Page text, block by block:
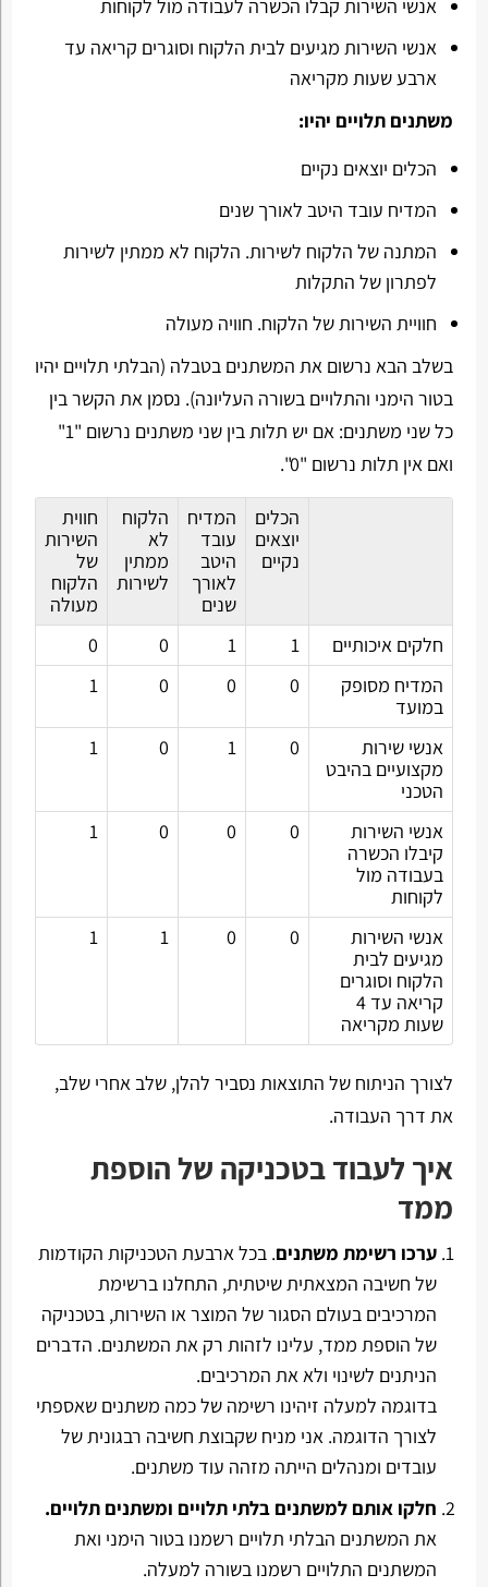
אנשי השירות קבלו הכשרה לעבודה מול לקוחות
אנשי השירות מגיעים לבית הלקוח וסוגרים קריאה עד
ארבע שעות מקריאה
משתנים תלויים יהיו:
הכלים יוצאים נקיים
המדיח עובד היטב לאורך שנים
המתנה של הלקוח לשירות. הלקוח לא ממתין לשירות
לפתרון של התקלות
חוויית השירות של הלקוח. חוויה מעולה
בשלב הבא נרשום את המשתנים בטבלה (הבלתי תלויים יהיו
בטור הימני והתלויים בשורה העליונה). נסמן את הקשר בין
כל שני משתנים: אם יש תלות בין שני משתנים נרשום "1"
ואם אין תלות נרשום "0".
הכלים
יוצאים
נקיים
המדיח
עובד
היטב
לאורך
שנים
הלקוח
לא
ממתין
לשירות
חווית
השירות
של
הלקוח
מעולה
חלקים איכותיים
1
1
0
0
המדיח מסופק
במועד
0
0
0
1
אנשי שירות
מקצועיים בהיבט
הטכני
0
1
0
1
אנשי השירות
קיבלו הכשרה
בעבודה מול
לקוחות
0
0
0
1
אנשי השירות
מגיעים לבית
הלקוח וסוגרים
קריאה עד 4
שעות מקריאה
0
0
1
1
לצורך הניתוח של התוצאות נסביר להלן, שלב אחרי שלב,
את דרך העבודה.
איך לעבוד בטכניקה של הוספת
ממד
ערכו רשימת משתנים. בכל ארבעת הטכניקות הקודמות
של חשיבה המצאתית שיטתית, התחלנו ברשימת
המרכיבים בעולם הסגור של המוצר או השירות, בטכניקה
של הוספת ממד, עלינו לזהות רק את המשתנים. הדברים
הניתנים לשינוי ולא את המרכיבים.
בדוגמה למעלה זיהינו רשימה של כמה משתנים שאספתי
לצורך הדוגמה. אני מניח שקבוצת חשיבה רבגונית של
עובדים ומנהלים הייתה מזהה עוד משתנים.
חלקו אותם למשתנים בלתי תלויים ומשתנים תלויים.
את המשתנים הבלתי תלויים רשמנו בטור הימני ואת
המשתנים התלויים רשמנו בשורה למעלה.